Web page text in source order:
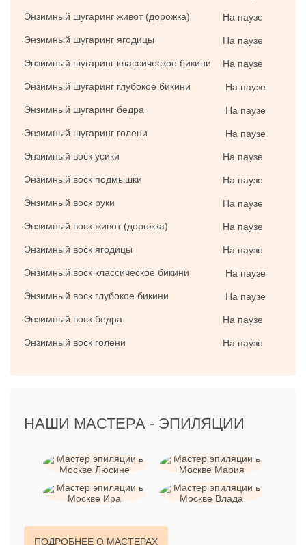
Энзимный шугаринг живот (дорожка) На паузе
Энзимный шугаринг ягодицы На паузе
Энзимный шугаринг классическое бикини На паузе
Энзимный шугаринг глубокое бикини На паузе
Энзимный шугаринг бедра На паузе
Энзимный шугаринг голени На паузе
Энзимный воск усики На паузе
Энзимный воск подмышки На паузе
Энзимный воск руки На паузе
Энзимный воск живот (дорожка) На паузе
Энзимный воск ягодицы На паузе
Энзимный воск классическое бикини На паузе
Энзимный воск глубокое бикини На паузе
Энзимный воск бедра На паузе
Энзимный воск голени На паузе
НАШИ МАСТЕРА - ЭПИЛЯЦИИ
ПОДРОБНЕЕ О МАСТЕРАХ